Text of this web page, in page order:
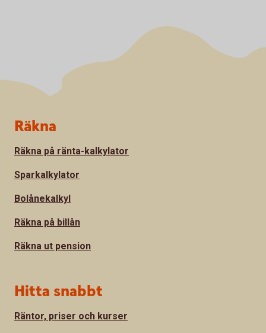
Sidfot
Räkna
Räkna på ränta-kalkylator
Sparkalkylator
Bolånekalkyl
Räkna på billån
Räkna ut pension
Hitta snabbt
Räntor, priser och kurser